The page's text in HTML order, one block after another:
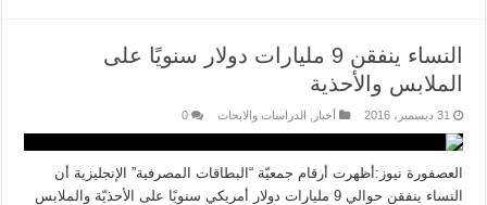
النساء ينفقن 9 مليارات دولار سنويًا على
الملابس والأحذية
31 ديسمبر، 2016 أخبار الدراسات والابحاث 0
العصفورة نيوز:أظهرت أرقام جمعيّة “البطاقات المصرفية” الإنجليزية أن
النساء ينفقن حوالي 9 مليارات دولار أمريكي سنويًا على الأحذيّة والملابس